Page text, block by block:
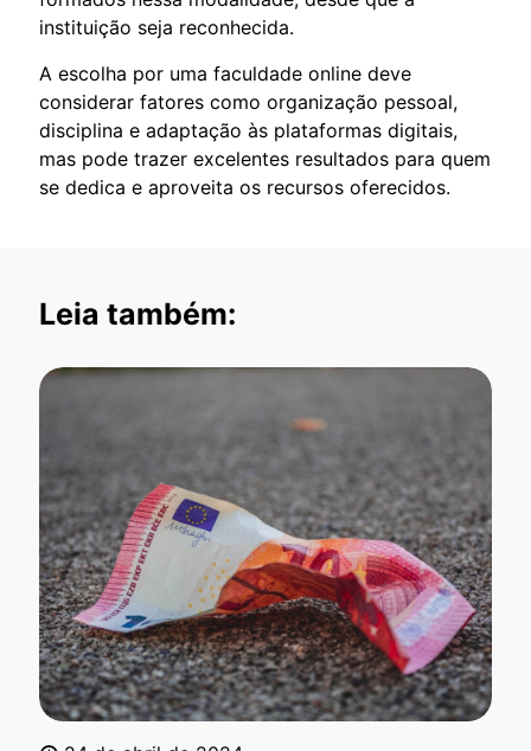
instituição seja reconhecida.
A escolha por uma faculdade online deve
considerar fatores como organização pessoal,
disciplina e adaptação às plataformas digitais,
mas pode trazer excelentes resultados para quem
se dedica e aproveita os recursos oferecidos.
Leia também: